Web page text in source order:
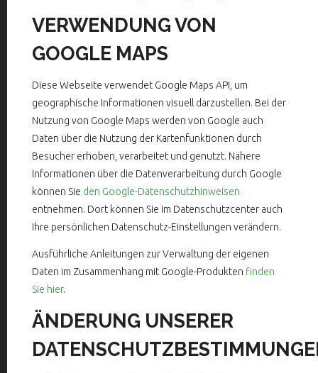
VERWENDUNG VON
GOOGLE MAPS
Diese Webseite verwendet Google Maps API, um
geographische Informationen visuell darzustellen. Bei der
Nutzung von Google Maps werden von Google auch
Daten über die Nutzung der Kartenfunktionen durch
Besucher erhoben, verarbeitet und genutzt. Nähere
Informationen über die Datenverarbeitung durch Google
können Sie den Google-Datenschutzhinweisen
entnehmen. Dort können Sie im Datenschutzcenter auch
Ihre persönlichen Datenschutz-Einstellungen verändern.
Ausführliche Anleitungen zur Verwaltung der eigenen
Daten im Zusammenhang mit Google-Produkten finden
Sie hier.
ÄNDERUNG UNSERER